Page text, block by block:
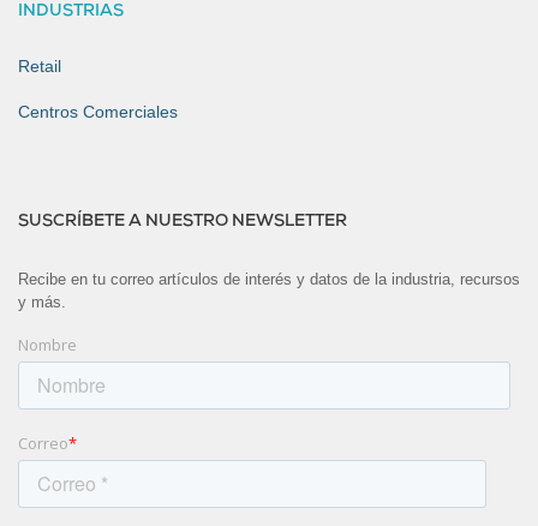
INDUSTRIAS
Retail
Centros Comerciales
SUSCRÍBETE A NUESTRO NEWSLETTER
Recibe en tu correo artículos de interés y datos de la industria, recursos
y más.
Nombre
Correo*